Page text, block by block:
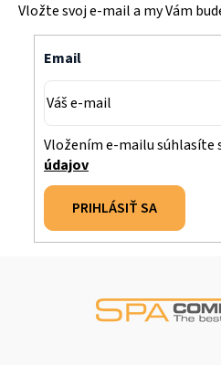
Vložte svoj e-mail a my Vám
Email
Vložením e-mailu súhlasíte
údajov
PRIHLÁSIŤ SA